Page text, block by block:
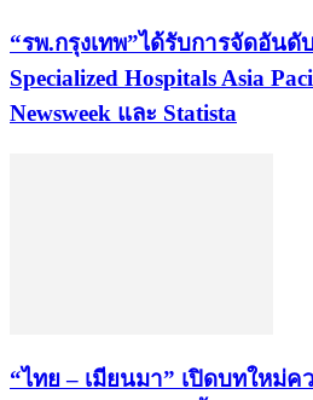
“รพ.กรุงเทพ”ได้รับการจัดอันดั
Specialized Hospitals Asia
Newsweek และ Statista
“ไทย – เมียนมา” เปิดบทใหม่ค